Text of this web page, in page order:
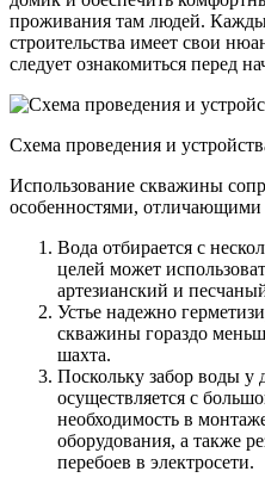
проживания там людей.
строительства имеет свои
следует ознакомиться перед
Схема проведения и
Использование скважины
особенностями, отличающими
Вода отбирается с
целей может
артезианский и
Устье надежно
скважины гораздо
шахта.
Поскольку забор воды у
осуществляется с
необходимость в
оборудования, а также
перебоев в электросети.